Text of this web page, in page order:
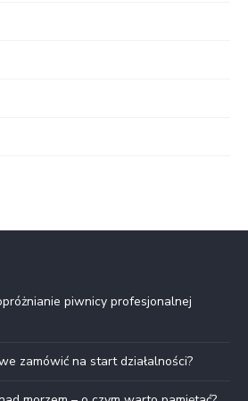
piwnicy profesjonalnej
zamówić na start działalności?